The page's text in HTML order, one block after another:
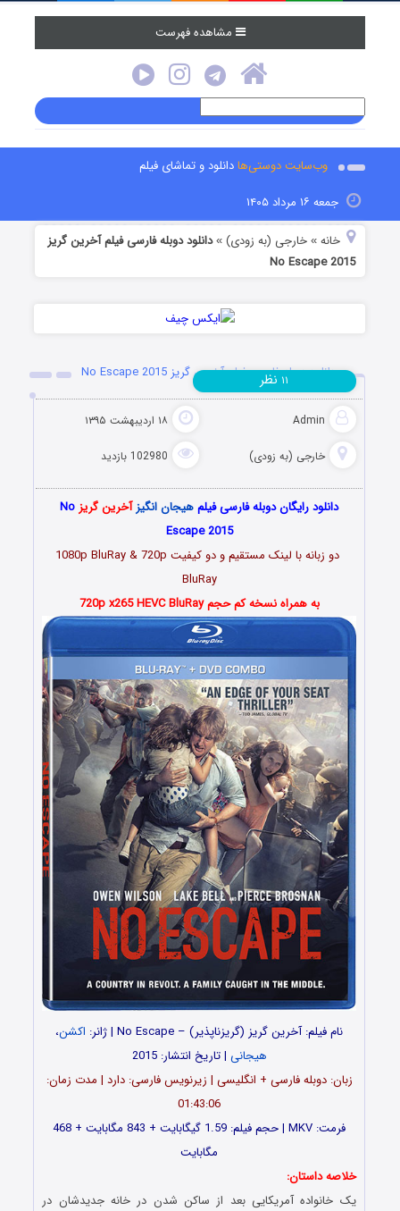
مشاهده فهرست
وب‌سایت دوستی‌هادانلود و تماشای فیلم
جمعه ۱۶ مرداد ۱۴۰۵
خانه »خارجی (به زودی) »دانلود دوبله فارسی فیلم آخرین گریز
No Escape 2015
دانلود دوبله فارسی فیلم آخرین گریز No Escape 2015
Admin ۱۸ اردیبهشت ۱۳۹۵
خارجی (به زودی) 102980 بازدید
۱۱ نظر
دانلود رایگان دوبله فارسی فیلمهیجان انگیز آخرین گریز No
Escape 2015
دو زبانه با لینک مستقیم و دو کیفیت 1080p BluRay & 720p
BluRay
به همراه نسخه کم حجم 720p x265 HEVC BluRay
نام فیلم: آخرین گریز (گریزناپذیر) – No Escape | ژانر: اکشن،
هیجانی | تاریخ انتشار: 2015
زبان: دوبله فارسی + انگلیسی | زیرنویس فارسی: دارد | مدت زمان:
01:43:06
فرمت: MKV | حجم فیلم: 1.59 گیگابایت + 843 مگابایت + 468
مگابایت
خلاصه داستان:
یک خانواده آمریکایی بعد از ساکن شدن در خانه جدیدشان در